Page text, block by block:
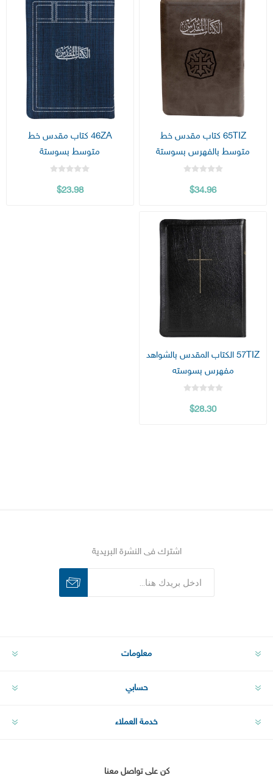
65TIZ كتاب مقدس خط
متوسط بالفهرس بسوستة
$34.96
46ZA كتاب مقدس خط
متوسط بسوستة
$23.98
57TIZ الكتاب المقدس بالشواهد
مفهرس بسوسته
$28.30
اشترك فى النشرة البريدية
معلومات
حسابي
خدمة العملاء
كن على تواصل معنا